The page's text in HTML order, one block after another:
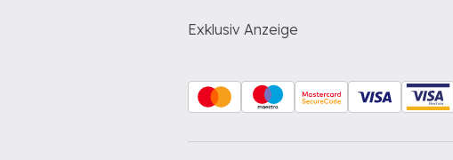
Exklusiv Anzeige